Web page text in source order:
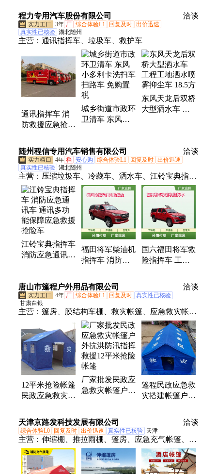
经济省油
程力专用汽车股份有限公司 洽谈
3年 厂 综合体验L1 回复及时 出价迅速
真实性已核验 湖北随州
主营： 通讯指挥车、垃圾车、救护车
通讯指挥车 消
防救援应急抢险
选 工程救援车
城乡街道市政环
卫清车 东风小
税
东风天龙后双桥
大型洒水车 工
随州程信专用汽车销售有限公司 洽谈
4年 档 安心购 综合体验L1 回复及时 出价迅速
真实性已核验 湖北随州
主营： 压缩垃圾车、冷藏车、洒水车、江铃宝典指挥
车、清障车、随车吊、救险车、油罐车
江铃宝典指挥车
消防应急通讯车
福田将军柴油机
指挥车 消防应
通讯多功能保障
车
国六福田将军救
险指挥车 工程
应急救援救水灾
车
唐山市篷程户外用品有限公司 洽谈
4年 厂 综合体验L1 回复及时 真实性已核验
甘肃白银
主营： 篷房、膜结构车棚、救灾帐篷、应急救灾帐
篷、施工帐篷、红白喜事帐篷、充气帐篷、推拉帐
篷、遮阳方伞、喜篷、白事帐篷、酒席帐篷、婚庆篷
房、篷房厂家、篮球场帐篷、体育场膜结构、膜结
构、电动车车棚、遮阳篷、12平米救灾帐篷、国标帐
篷
12平米抢险帐篷
民政应急救灾帐
汛指挥救援
厂家批发民政应
急救灾帐篷户外
篷
篷程民政应急救
灾搭建帐篷户外
援12平米抢险帐
篷
天津京路发科技发展有限公司 洽谈
综合体验L0 回复及时 出价迅速 真实性已核验 天津
主营： 伸缩棚、推拉雨棚、篷房、应急充气帐篷、救
灾帐篷